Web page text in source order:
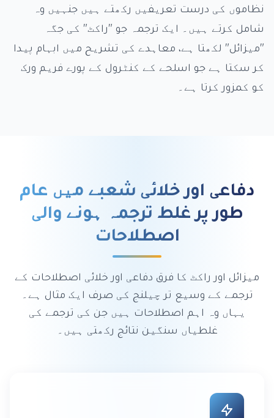
نظاموں کی درست تعریفیں رکھتے ہیں جنہیں وہ
شامل کرتے ہیں۔ ایک ترجمہ جو "راکٹ" کی جگہ
"میزائل" لکھتا ہے، معاہدے کی تشریح میں ابہام پیدا
کر سکتا ہے جو اسلحے کے کنٹرول کے پورے فریم ورک
کو کمزور کرتا ہے۔
دفاعی اور خلائی شعبے میں عام
طور پر غلط ترجمہ ہونے والی
اصطلاحات
میزائل اور راکٹ کا فرق دفاعی اور خلائی اصطلاحات کے
ترجمے کے وسیع تر چیلنج کی صرف ایک مثال ہے۔
یہاں وہ اہم اصطلاحات ہیں جن کی ترجمے کی
غلطیاں سنگین نتائج رکھتی ہیں۔